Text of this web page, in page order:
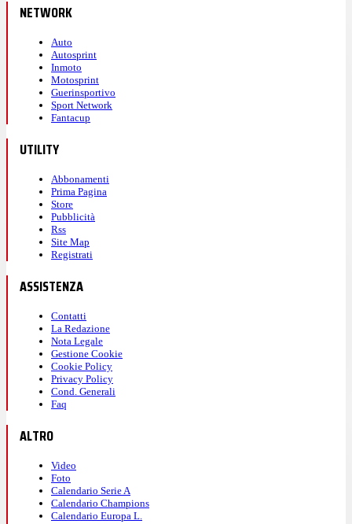
NETWORK
Auto
Autosprint
Inmoto
Motosprint
Guerinsportivo
Sport Network
Fantacup
UTILITY
Abbonamenti
Prima Pagina
Store
Pubblicità
Rss
Site Map
Registrati
ASSISTENZA
Contatti
La Redazione
Nota Legale
Gestione Cookie
Cookie Policy
Privacy Policy
Cond. Generali
Faq
ALTRO
Video
Foto
Calendario Serie A
Calendario Champions
Calendario Europa L.